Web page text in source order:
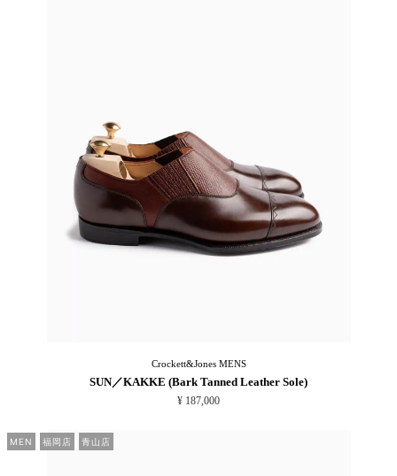
Crockett&JonesMENS
SUN／KAKKE (Bark Tanned Leather Sole)
¥ 187,000
MEN 福岡店 青山店